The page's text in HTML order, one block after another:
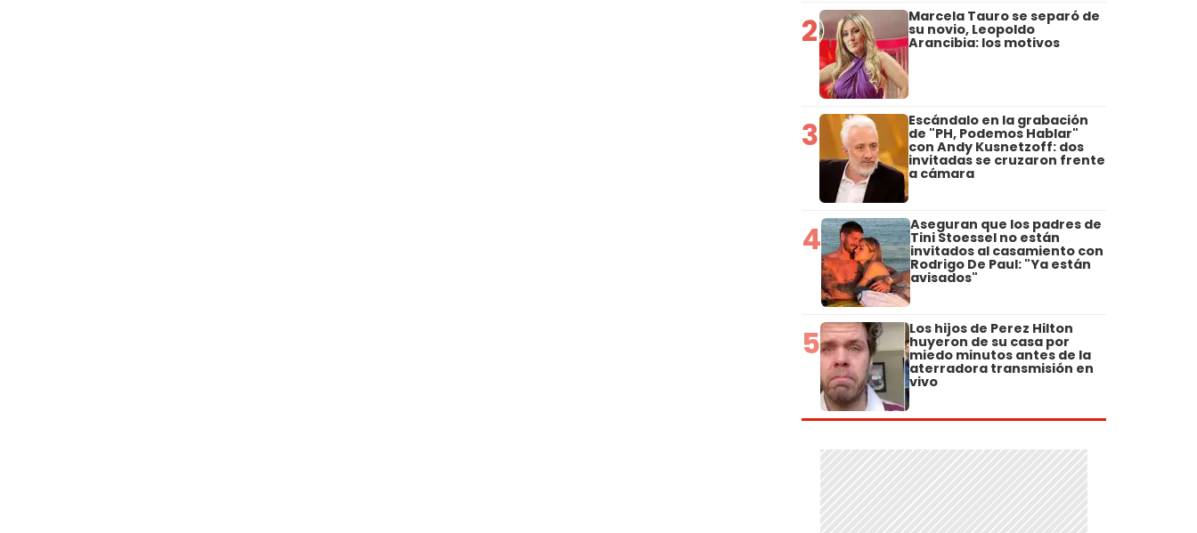
2 Marcela Tauro se separó de
su novio, Leopoldo
Arancibia: los motivos
3 Escándalo en la grabación
de "PH, Podemos Hablar"
con Andy Kusnetzoff: dos
invitadas se cruzaron frente
a cámara
4 Aseguran que los padres de
Tini Stoessel no están
invitados al casamiento con
Rodrigo De Paul: "Ya están
avisados"
5 Los hijos de Perez Hilton
huyeron de su casa por
miedo minutos antes de la
aterradora transmisión en
vivo